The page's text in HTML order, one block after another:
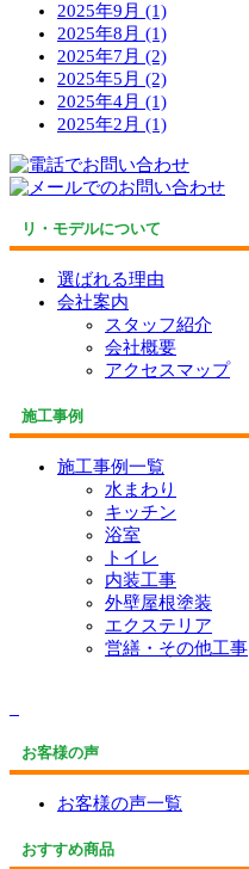
2025年9月 (1)
2025年8月 (1)
2025年7月 (2)
2025年5月 (2)
2025年4月 (1)
2025年2月 (1)
リ・モデルについて
選ばれる理由
会社案内
スタッフ紹介
会社概要
アクセスマップ
施工事例
施工事例一覧
水まわり
キッチン
浴室
トイレ
内装工事
外壁屋根塗装
エクステリア
営繕・その他工事
お客様の声
お客様の声一覧
おすすめ商品